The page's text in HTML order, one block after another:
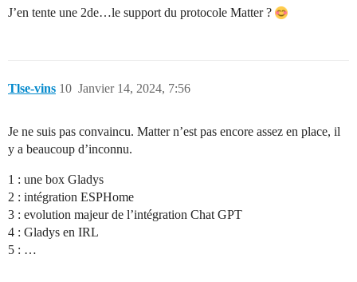
J’en tente une 2de…le support du protocole Matter ?
Tlse-vins Janvier 14, 2024, 7:56
10
Je ne suis pas convaincu. Matter n’est pas encore assez en place, il
y a beaucoup d’inconnu.
1 : une box Gladys
2 : intégration ESPHome
3 : evolution majeur de l’intégration Chat GPT
4 : Gladys en IRL
5 : …